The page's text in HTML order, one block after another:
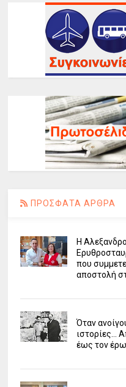
ΠΡΟΣΦΑΤΑ ΑΡΘΡΑ
Η
που
αποστολή
Όταν
ιστορίες...
έως τον